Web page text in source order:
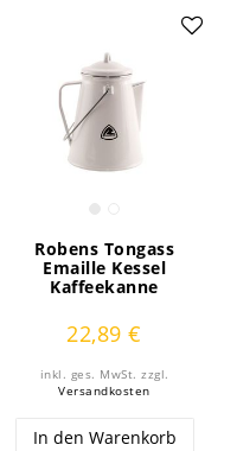
Robens Tongass
Emaille Kessel
Kaffeekanne
22,89 €
inkl. ges. MwSt. zzgl.
Versandkosten
In den Warenkorb